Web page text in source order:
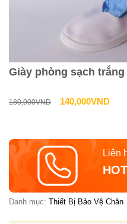
Giày phòng sạch
180,000VND
Giá
là:
140,000VND
Liên
Danh mục: Thiết Bị Bảo Vệ Chân